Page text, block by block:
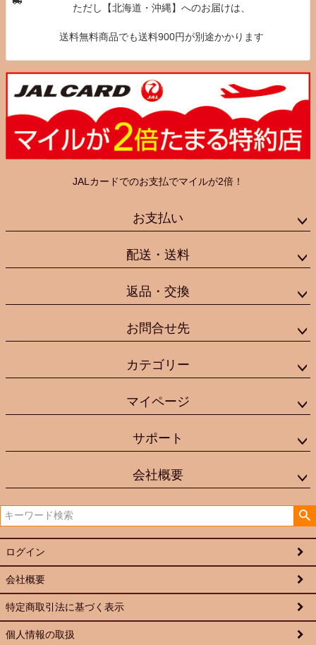
ただし【北海道・沖縄】へのお届けは、
送料無料商品でも送料900円が別途かかります
JALカードでのお支払でマイルが2倍！
お支払い
配送・送料
返品・交換
お問合せ先
カテゴリー
マイページ
サポート
会社概要
ログイン
会社概要
特定商取引法に基づく表示
個人情報の取扱